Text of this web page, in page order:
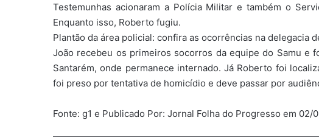
Testemunhas acionaram a Polícia Militar e também o
Enquanto isso, Roberto fugiu.
Plantão da área policial: confira as ocorrências na delegacia
João recebeu os primeiros socorros da equipe do Samu e
Santarém, onde permanece internado. Já Roberto foi
foi preso por tentativa de homicídio e deve passar por
Fonte: g1 e Publicado Por: Jornal Folha do Progresso em 02/